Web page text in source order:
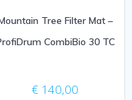
Tree Filter Mat –
CombiBio 30 TC
€ 140,00